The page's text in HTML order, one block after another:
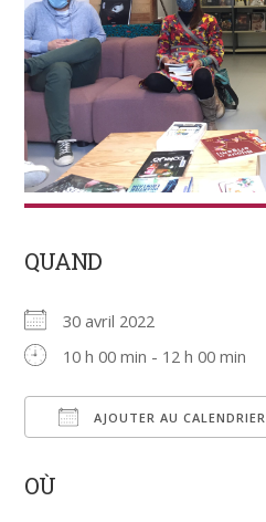
QUAND
30 avril 2022
10 h 00 min - 12 h 00 min
AJOUTER AU CALENDRIER
OÙ